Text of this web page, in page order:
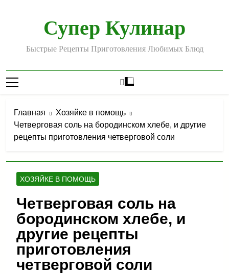
содержимомуСупер Кулинар
Быстрые Рецепты Приготовления Любимых Блюд
Главная
Хозяйке в помощь
Четверговая соль на бородинском хлебе, и другие
рецепты приготовления четверговой соли
ХОЗЯЙКЕ В ПОМОЩЬ
Четверговая соль на
бородинском хлебе, и
другие рецепты
приготовления
четверговой соли